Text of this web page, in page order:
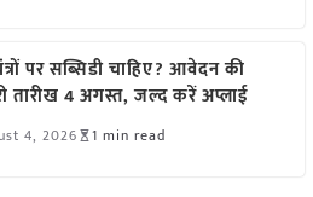
पर सब्सिडी चाहिए? आवेदन की
तारीख 4 अगस्त, जल्द करें अप्लाई
4, 2026 1 min read